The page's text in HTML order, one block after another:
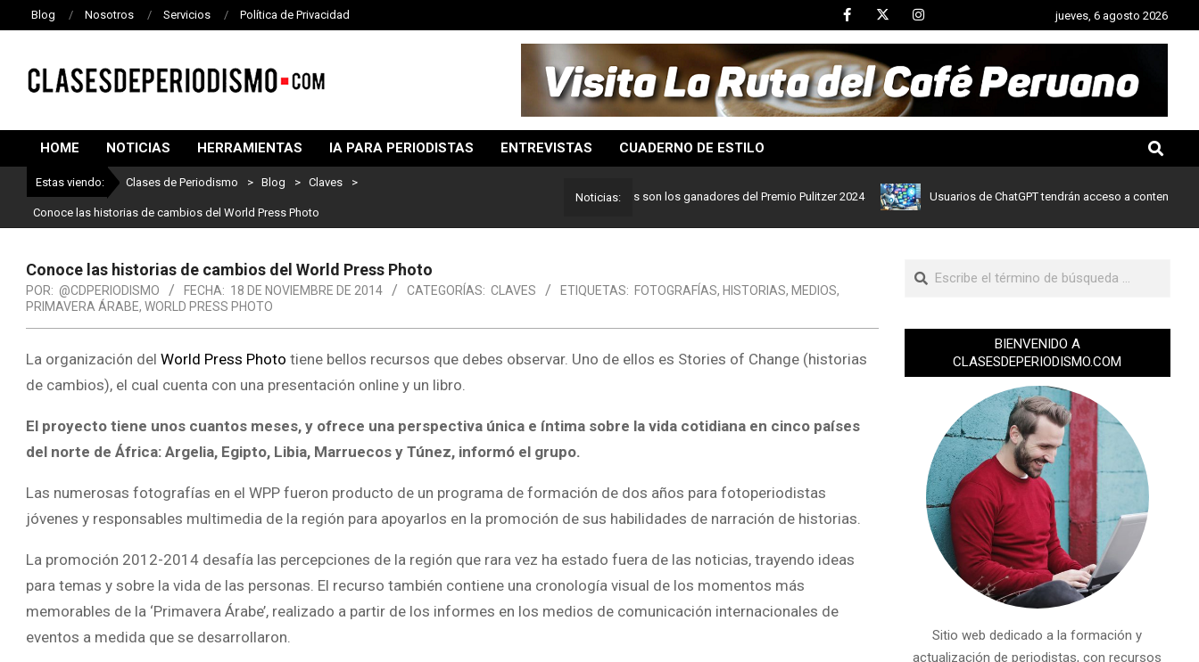
Blog Nosotros Servicios Política de Privacidad jueves, 6 agosto 2026
DE
PERIODISMO
HOME NOTICIAS HERRAMIENTAS IA PARA PERIODISTAS ENTREVISTAS CUADERNO DE ESTILO
Estas viendo: Clases de Periodismo > Blog > Claves >
Conoce las historias de cambios del World Press Photo
Noticias:
Lo mejor del periodismo: Estos son los ganadores del Premio Pulitzer 2024 Usuarios de ChatGPT tendrán acceso a contenidos de
Conoce las historias de cambios del World Press Photo
POR: @CDPERIODISMO FECHA: 18 DE NOVIEMBRE DE 2014 CATEGORÍAS: CLAVES ETIQUETAS: FOTOGRAFÍAS, HISTORIAS, MEDIOS,
PRIMAVERA ÁRABE, WORLD PRESS PHOTO
La organización del World Press Photo tiene bellos recursos que debes observar. Uno de ellos es Stories of Change (historias
de cambios), el cual cuenta con una presentación online y un libro.
El proyecto tiene unos cuantos meses, y ofrece una perspectiva única e íntima sobre la vida cotidiana en cinco países
del norte de África: Argelia, Egipto, Libia, Marruecos y Túnez, informó el grupo.
Las numerosas fotografías en el WPP fueron producto de un programa de formación de dos años para fotoperiodistas
jóvenes y responsables multimedia de la región para apoyarlos en la promoción de sus habilidades de narración de historias.
La promoción 2012-2014 desafía las percepciones de la región que rara vez ha estado fuera de las noticias, trayendo ideas
para temas y sobre la vida de las personas. El recurso también contiene una cronología visual de los momentos más
memorables de la ‘Primavera Árabe’, realizado a partir de los informes en los medios de comunicación internacionales de
eventos a medida que se desarrollaron.
BIENVENIDO A
CLASESDEPERIODISMO.COM
Sitio web dedicado a la formación y
actualización de periodistas, con recursos